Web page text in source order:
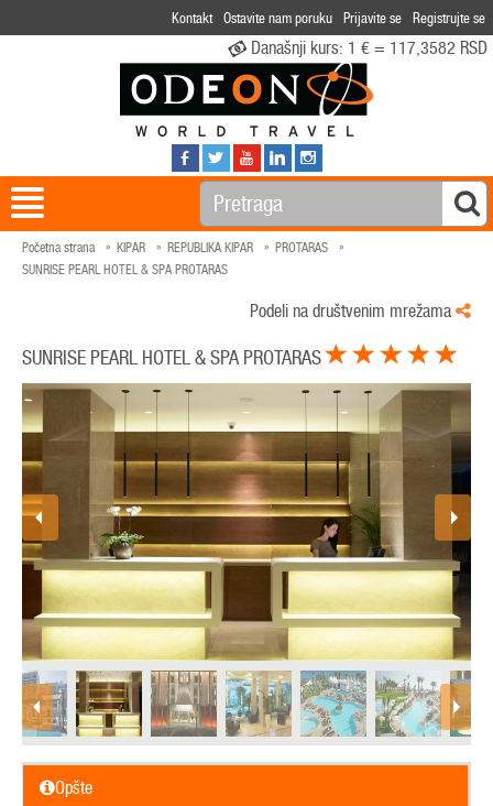
Kontakt Ostavite nam poruku Prijavite se Registrujte se
Današnji kurs: 1 € = 117,3582 RSD
Početna strana KIPAR REPUBLIKA KIPAR
PROTARAS
SUNRISE PEARL HOTEL & SPA PROTARAS
Podeli na društvenim mrežama
SUNRISE PEARL HOTEL & SPA PROTARAS
Opšte